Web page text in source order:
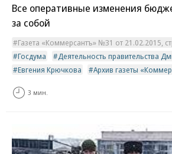
Все оперативные изменения
за собой
Газета «Коммерсантъ» №31 от 21.02.2015,
Госдума
Деятельность правительства
Евгения Крючкова
Архив газеты
3 мин.